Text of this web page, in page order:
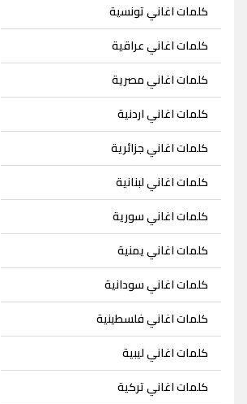
كلمات اغاني تونسية
كلمات اغاني عراقية
كلمات اغاني مصرية
كلمات اغاني اردنية
كلمات اغاني جزائرية
كلمات اغاني لبنانية
كلمات اغاني سورية
كلمات اغاني يمنية
كلمات اغاني سودانية
كلمات اغاني فلسطينية
كلمات اغاني ليبية
كلمات اغاني تركية